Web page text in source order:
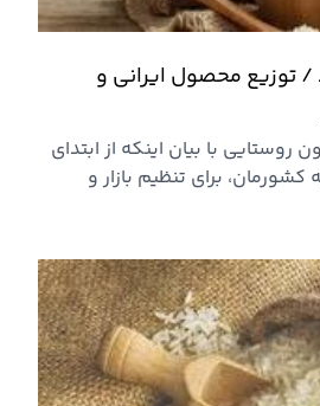
محصول ایرانی و
روستایی با بیان اینکه از ابتدای
کشورمان، برای تنظیم بازار و